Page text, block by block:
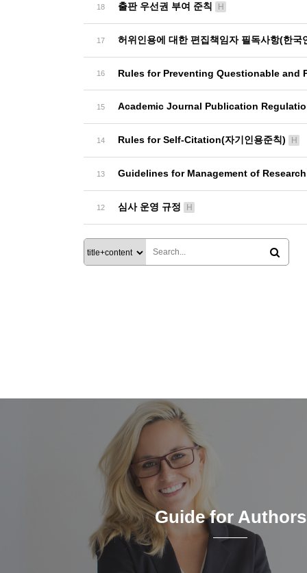
18 출판 우선권 부여 준칙 H
17 허위인용에 대한 편집책임자 필독사항(한
16 Rules for Preventing Questionable
15 Academic Journal Publication
14 Rules for Self-Citation(자기인용준칙) H
13 Guidelines for Management of
12 심사 운영 규정 H
Guide for Authors